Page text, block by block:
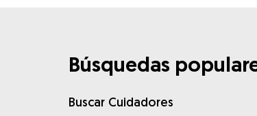
Búsquedas
Buscar Cuidadores